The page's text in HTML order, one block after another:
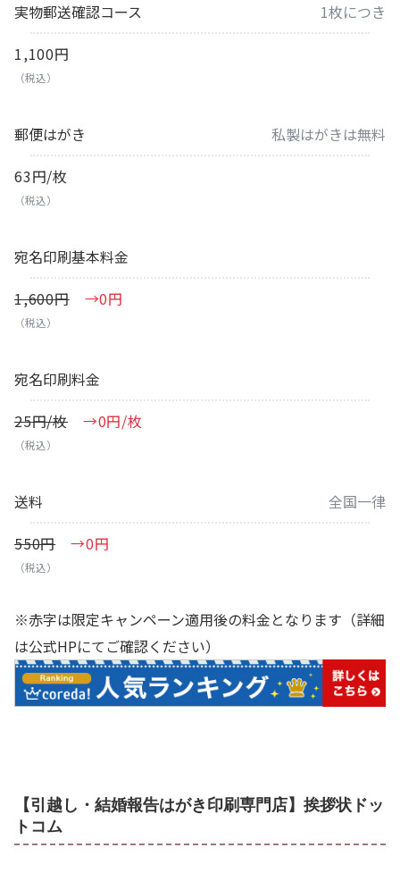
実物郵送確認コース
1枚につき
1,100円
（税込）
郵便はがき
私製はがきは無料
63円/枚
（税込）
宛名印刷基本料金
1,600円
→0円
（税込）
宛名印刷料金
25円/枚
→0円/枚
（税込）
送料
全国一律
550円
→0円
（税込）
※赤字は限定キャンペーン適用後の料金となります（詳細
は公式HPにてご確認ください）
【引越し・結婚報告はがき印刷専門店】挨拶状ドッ
トコム